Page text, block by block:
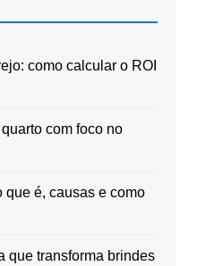
como calcular o ROI
com foco no
que é, causas e como
que transforma brindes